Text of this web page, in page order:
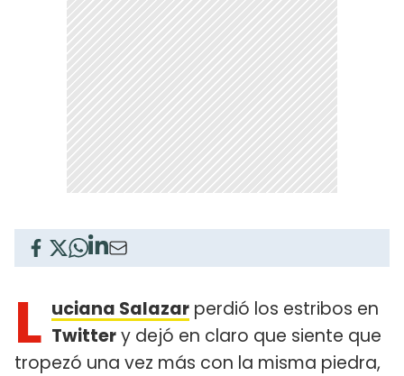
L uciana Salazar perdió los estribos en
Twittery dejó en claro que siente que
tropezó una vez más con la misma piedra,